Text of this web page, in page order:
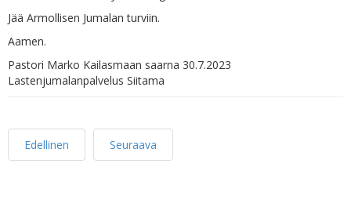
Jää Armollisen Jumalan turviin.
Aamen.
Pastori Marko Kailasmaan saarna 30.7.2023
Lastenjumalanpalvelus Siitama
Edellinen Seuraava